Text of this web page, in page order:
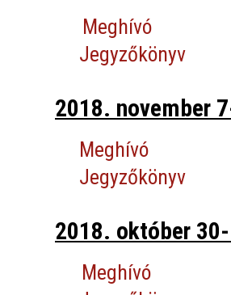
Meghívó
Jegyzőkönyv
2018. november
Meghívó
Jegyzőkönyv
2018. október
Meghívó